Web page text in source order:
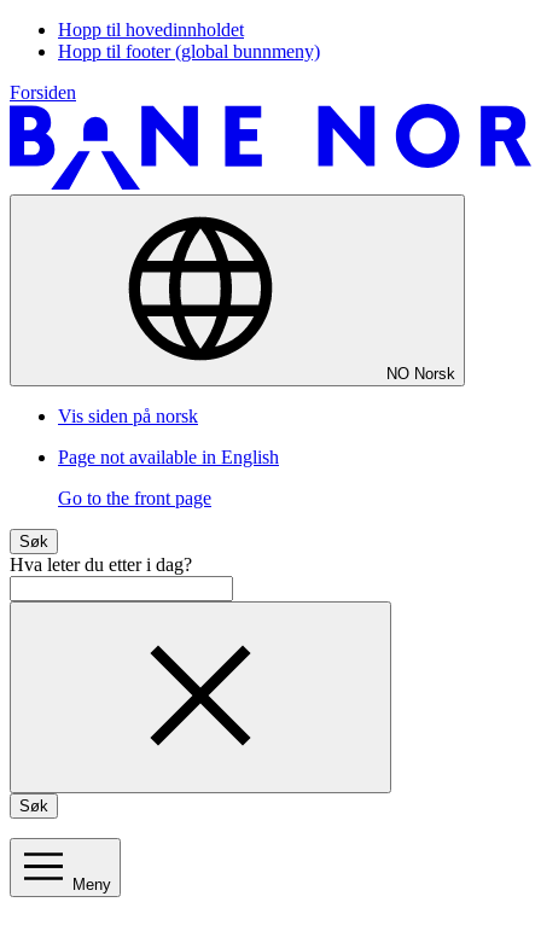
Hopp til hovedinnholdet
Hopp til footer (global bunnmeny)
Forsiden
NO Norsk
Vis siden på norsk
Page not available in English
Go to the front page
Søk
Hva leter du etter i dag?
Søk
Meny